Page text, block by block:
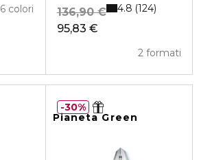
6 colori
95,83 €
136,90 €
2 formati
4.8 124
Pianeta Green
30%